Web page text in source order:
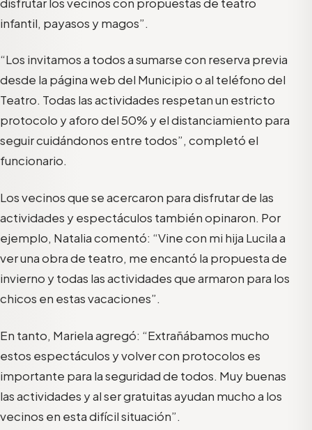
infantil, payasos y magos”.
“Los invitamos a todos a sumarse con reserva previa
desde la página web del Municipio o al teléfono del
Teatro. Todas las actividades respetan un estricto
protocolo y aforo del 50% y el distanciamiento para
seguir cuidándonos entre todos”, completó el
funcionario.
Los vecinos que se acercaron para disfrutar de las
actividades y espectáculos también opinaron. Por
ejemplo, Natalia comentó: “Vine con mi hija Lucila a
ver una obra de teatro, me encantó la propuesta de
invierno y todas las actividades que armaron para los
chicos en estas vacaciones”.
En tanto, Mariela agregó: “Extrañábamos mucho
estos espectáculos y volver con protocolos es
importante para la seguridad de todos. Muy buenas
las actividades y al ser gratuitas ayudan mucho a los
vecinos en esta difícil situación”.